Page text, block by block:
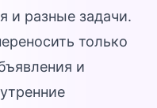
и разные задачи.
только
и